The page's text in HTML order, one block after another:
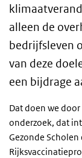
alleen de
bedrijfsleven
van deze
een bijdrage
Dat doen we
onderzoek, dat
Gezonde